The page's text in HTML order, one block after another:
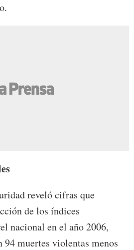
reveló cifras que
de los índices
nacional en el año 2006,
94 muertes violentas menos